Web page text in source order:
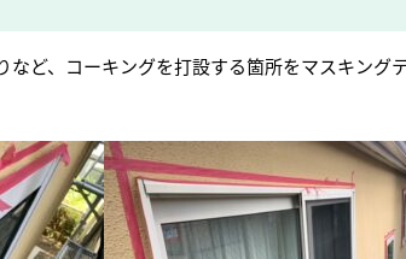
など、コーキングを打設する箇所をマスキング